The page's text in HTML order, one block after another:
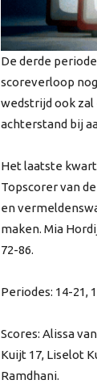
De derde
scoreverloop
wedstrijd ook
achterstand bij
Het laatste
Topscorer van
en
maken. Mia
72-86.
Periodes: 14-21,
Scores: Alissa
Kuijt 17, Liselot
Ramdhani.